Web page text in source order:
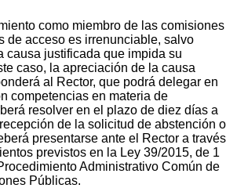
como miembro de las comisiones
de acceso es irrenunciable, salvo
causa justificada que impida su
caso, la apreciación de la causa
al Rector, que podrá delegar en
competencias en materia de
resolver en el plazo de diez días a
de la solicitud de abstención o
presentarse ante el Rector a través
previstos en la Ley 39/2015, de 1
Administrativo Común de
Públicas.